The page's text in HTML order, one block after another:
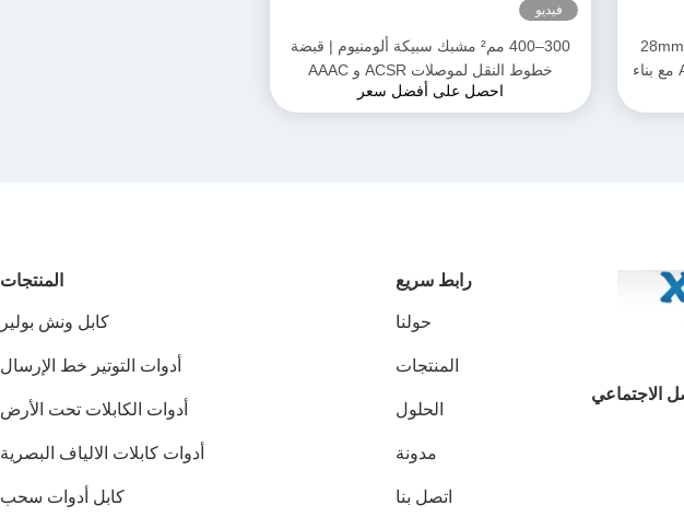
28mm Max Open High-Strength Forged
Aluminum Alloy Come-Along Clamp مع بناء
فيديو
300–400 مم² مشبك سبيكة ألومنيوم | قبضة
خطوط النقل لموصلات ACSR و AAAC
احصل على أفضل سعر
الاجتماعي
رابط سريع
حولنا
المنتجات
الحلول
مدونة
اتصل بنا
المنتجات
كابل ونش بولير
أدوات التوتير خط الإرسال
أدوات الكابلات تحت الأرض
أدوات كابلات الالياف البصرية
كابل أدوات سحب